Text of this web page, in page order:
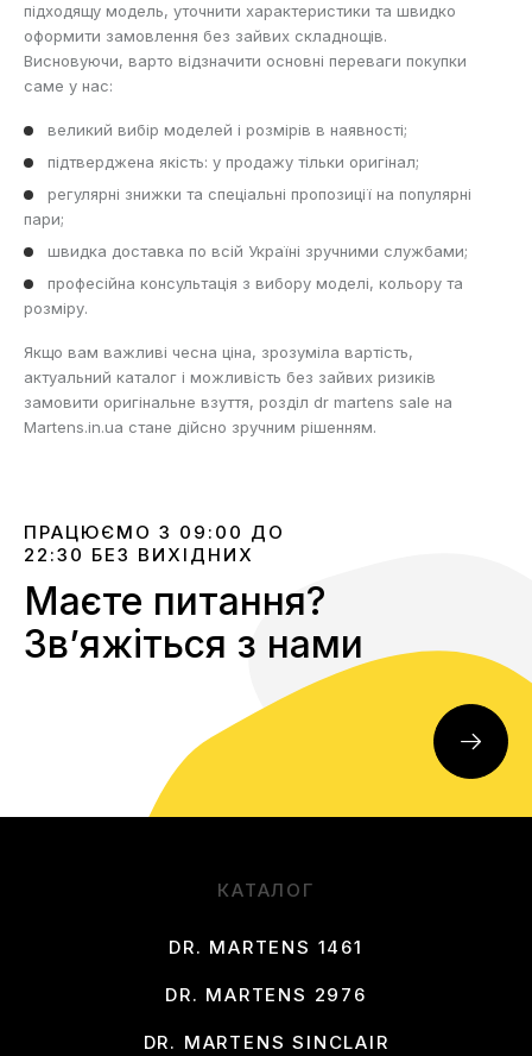
підходящу модель, уточнити характеристики та швидко
оформити замовлення без зайвих складнощів.
Висновуючи, варто відзначити основні переваги покупки
саме у нас:
великий вибір моделей і розмірів в наявності;
підтверджена якість: у продажу тільки оригінал;
регулярні знижки та спеціальні пропозиції на популярні
пари;
швидка доставка по всій Україні зручними службами;
професійна консультація з вибору моделі, кольору та
розміру.
Якщо вам важливі чесна ціна, зрозуміла вартість,
актуальний каталог і можливість без зайвих ризиків
замовити оригінальне взуття, розділ dr martens sale на
Martens.in.ua стане дійсно зручним рішенням.
ПРАЦЮЄМО З 09:00 ДО
22:30 БЕЗ ВИХІДНИХ
Маєте питання?
Звʼяжіться з нами
КАТАЛОГ
DR. MARTENS 1461
DR. MARTENS 2976
DR. MARTENS SINCLAIR